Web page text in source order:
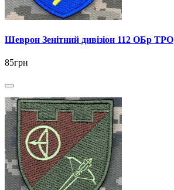
Шеврон Зенітний дивізіон 112 ОБр ТРО
85грн